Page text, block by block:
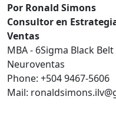
Por Ronald Simons
Consultor en
Ventas
MBA - 6Sigma Black
Neuroventas
Phone: +504 9467-5606
Mail: